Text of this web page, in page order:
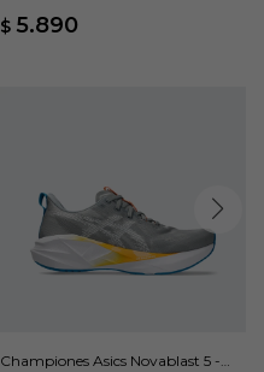
$ 5.890
Championes Asics Novablast 5 -